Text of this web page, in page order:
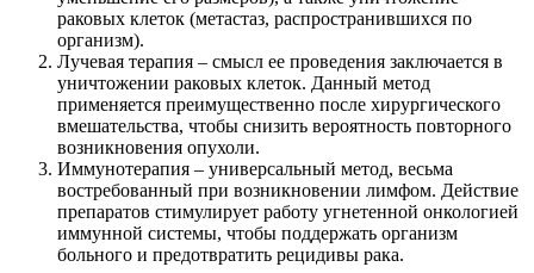
раковых клеток (метастаз, распространившихся по
организм).
Лучевая терапия – смысл ее проведения заключается в
уничтожении раковых клеток. Данный метод
применяется преимущественно после хирургического
вмешательства, чтобы снизить вероятность повторного
возникновения опухоли.
Иммунотерапия – универсальный метод, весьма
востребованный при возникновении лимфом. Действие
препаратов стимулирует работу угнетенной онкологией
иммунной системы, чтобы поддержать организм
больного и предотвратить рецидивы рака.